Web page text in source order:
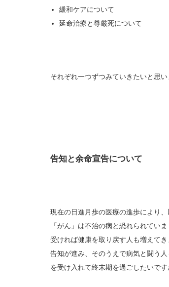
緩和ケアについて
延命治療と尊厳死について
それぞれ一つずつみていきたいと思い
告知と余命宣告について
現在の日進月歩の医療の進歩により
「がん」は不治の病と恐れられてい
受ければ健康を取り戻す人も増えて
告知が進み、そのうえで病気と闘う
を受け入れて終末期を過ごしたいで